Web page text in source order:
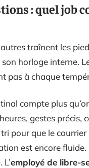
: quel job
traînent les
horloge interne.
pas à chaque
compte plus
gestes précis,
pour que le
est encore
employé de libre-